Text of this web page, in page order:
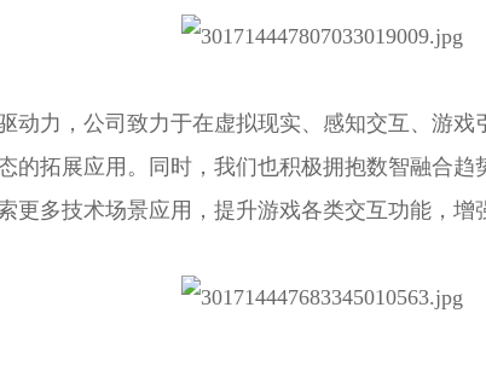
动力，公司致力于在虚拟现实、感知交互、游
的拓展应用。同时，我们也积极拥抱数智融合趋
更多技术场景应用，提升游戏各类交互功能，